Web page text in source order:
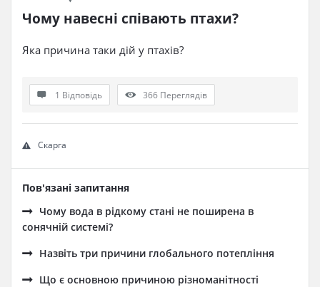
Чому навесні співають птахи?
Яка причина таки дій у птахів?
1 Відповідь 366 Переглядів
Скарга
Пов'язані запитання
Чому вода в рідкому стані не поширена в
сонячній системі?
Назвіть три причини глобального потепління
Що є основною причиною різноманітності